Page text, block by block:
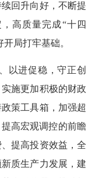
回升向好，不断提
高质量完成“十四
局打牢基础。
进促稳，守正创
施更加积极的财政
策工具箱，加强超
高宏观调控的前瞻
提高投资效益，全
质生产力发展，建